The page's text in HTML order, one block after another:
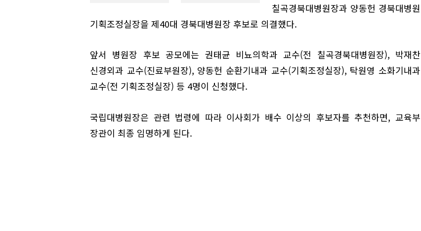
칠곡경북대병원장과 양동헌 경북대병원
기획조정실장을 제40대 경북대병원장 후보로 의결했다.
앞서 병원장 후보 공모에는 권태균 비뇨의학과 교수(전 칠곡경북대병원장), 박재찬
신경외과 교수(진료부원장), 양동헌 순환기내과 교수(기획조정실장), 탁원영 소화기내과
교수(전 기획조정실장) 등 4명이 신청했다.
국립대병원장은 관련 법령에 따라 이사회가 배수 이상의 후보자를 추천하면, 교육부
장관이 최종 임명하게 된다.